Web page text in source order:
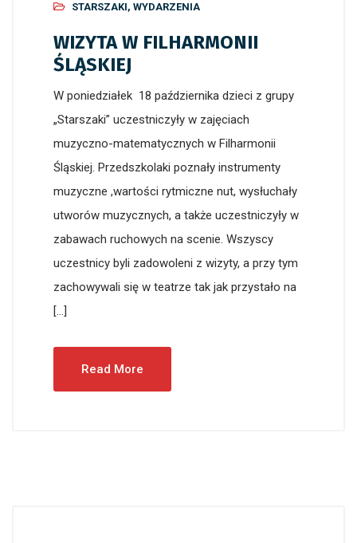
STARSZAKI, WYDARZENIA
WIZYTA W FILHARMONII
ŚLĄSKIEJ
W poniedziałek 18 października dzieci z grupy
„Starszaki” uczestniczyły w zajęciach
muzyczno-matematycznych w Filharmonii
Śląskiej. Przedszkolaki poznały instrumenty
muzyczne ,wartości rytmiczne nut, wysłuchały
utworów muzycznych, a także uczestniczyły w
zabawach ruchowych na scenie. Wszyscy
uczestnicy byli zadowoleni z wizyty, a przy tym
zachowywali się w teatrze tak jak przystało na
[…]
Read More